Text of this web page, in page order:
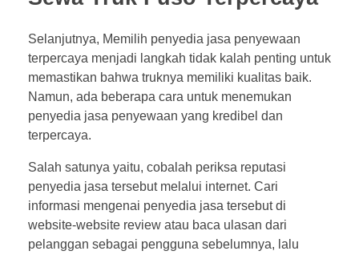
Selanjutnya, Memilih penyedia jasa penyewaan
terpercaya menjadi langkah tidak kalah penting untuk
memastikan bahwa truknya memiliki kualitas baik.
Namun, ada beberapa cara untuk menemukan
penyedia jasa penyewaan yang kredibel dan
terpercaya.
Salah satunya yaitu, cobalah periksa reputasi
penyedia jasa tersebut melalui internet. Cari
informasi mengenai penyedia jasa tersebut di
website-website review atau baca ulasan dari
pelanggan sebagai pengguna sebelumnya, lalu